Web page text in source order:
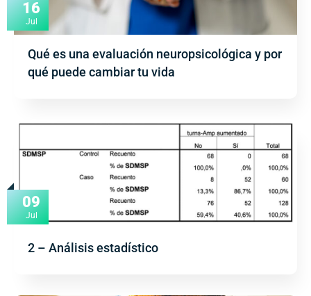
16
Jul
Qué es una evaluación neuropsicológica y por
qué puede cambiar tu vida
09
Jul
2 – Análisis estadístico